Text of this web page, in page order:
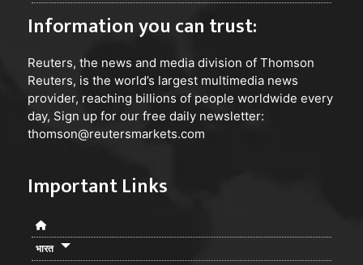
Information you can trust:
Reuters, the news and media division of Thomson
Reuters, is the world’s largest multimedia news
provider, reaching billions of people worldwide every
day, Sign up for our free daily newsletter:
thomson@reutersmarkets.com
Important Links
भारत